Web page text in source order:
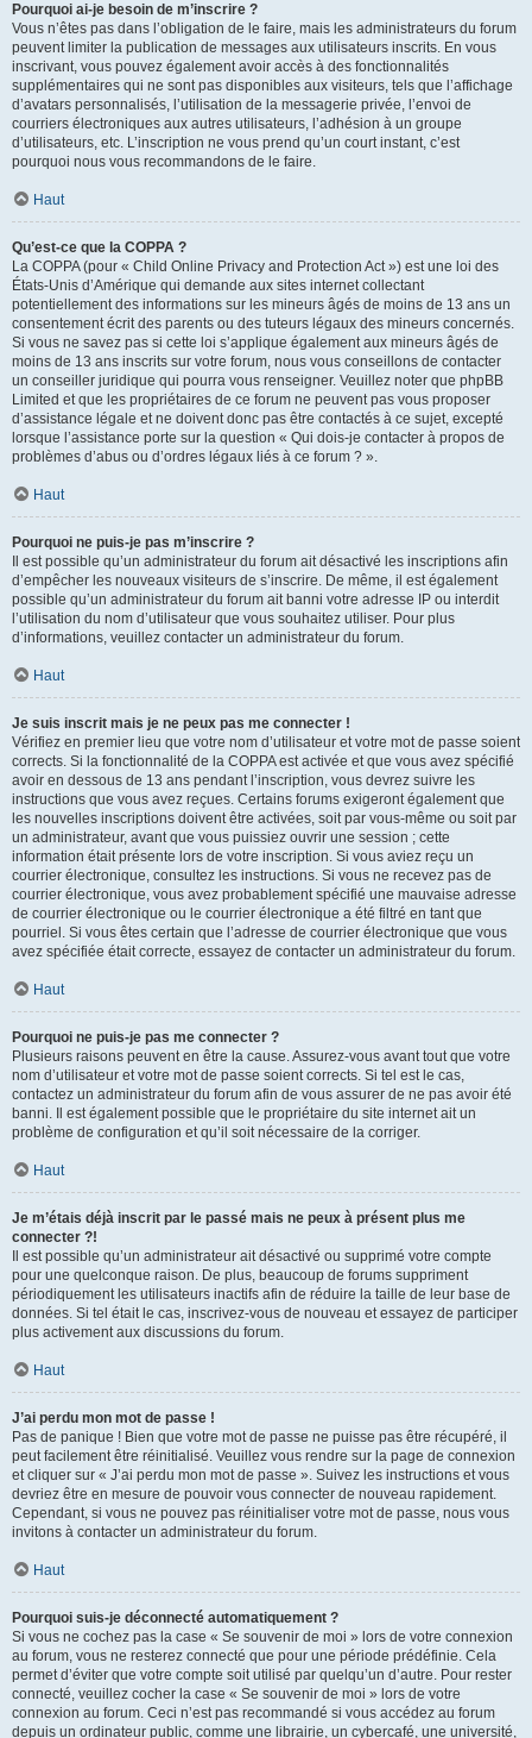
Pourquoi ai-je besoin de m’inscrire ?
Vous n’êtes pas dans l’obligation de le faire, mais les administrateurs du forum
peuvent limiter la publication de messages aux utilisateurs inscrits. En vous
inscrivant, vous pouvez également avoir accès à des fonctionnalités
supplémentaires qui ne sont pas disponibles aux visiteurs, tels que l’affichage
d’avatars personnalisés, l’utilisation de la messagerie privée, l’envoi de
courriers électroniques aux autres utilisateurs, l’adhésion à un groupe
d’utilisateurs, etc. L’inscription ne vous prend qu’un court instant, c’est
pourquoi nous vous recommandons de le faire.
Haut
Qu’est-ce que la COPPA ?
La COPPA (pour « Child Online Privacy and Protection Act ») est une loi des
États-Unis d’Amérique qui demande aux sites internet collectant
potentiellement des informations sur les mineurs âgés de moins de 13 ans un
consentement écrit des parents ou des tuteurs légaux des mineurs concernés.
Si vous ne savez pas si cette loi s’applique également aux mineurs âgés de
moins de 13 ans inscrits sur votre forum, nous vous conseillons de contacter
un conseiller juridique qui pourra vous renseigner. Veuillez noter que phpBB
Limited et que les propriétaires de ce forum ne peuvent pas vous proposer
d’assistance légale et ne doivent donc pas être contactés à ce sujet, excepté
lorsque l’assistance porte sur la question « Qui dois-je contacter à propos de
problèmes d’abus ou d’ordres légaux liés à ce forum ? ».
Haut
Pourquoi ne puis-je pas m’inscrire ?
Il est possible qu’un administrateur du forum ait désactivé les inscriptions afin
d’empêcher les nouveaux visiteurs de s’inscrire. De même, il est également
possible qu’un administrateur du forum ait banni votre adresse IP ou interdit
l’utilisation du nom d’utilisateur que vous souhaitez utiliser. Pour plus
d’informations, veuillez contacter un administrateur du forum.
Haut
Je suis inscrit mais je ne peux pas me connecter !
Vérifiez en premier lieu que votre nom d’utilisateur et votre mot de passe soient
corrects. Si la fonctionnalité de la COPPA est activée et que vous avez spécifié
avoir en dessous de 13 ans pendant l’inscription, vous devrez suivre les
instructions que vous avez reçues. Certains forums exigeront également que
les nouvelles inscriptions doivent être activées, soit par vous-même ou soit par
un administrateur, avant que vous puissiez ouvrir une session ; cette
information était présente lors de votre inscription. Si vous aviez reçu un
courrier électronique, consultez les instructions. Si vous ne recevez pas de
courrier électronique, vous avez probablement spécifié une mauvaise adresse
de courrier électronique ou le courrier électronique a été filtré en tant que
pourriel. Si vous êtes certain que l’adresse de courrier électronique que vous
avez spécifiée était correcte, essayez de contacter un administrateur du forum.
Haut
Pourquoi ne puis-je pas me connecter ?
Plusieurs raisons peuvent en être la cause. Assurez-vous avant tout que votre
nom d’utilisateur et votre mot de passe soient corrects. Si tel est le cas,
contactez un administrateur du forum afin de vous assurer de ne pas avoir été
banni. Il est également possible que le propriétaire du site internet ait un
problème de configuration et qu’il soit nécessaire de la corriger.
Haut
Je m’étais déjà inscrit par le passé mais ne peux à présent plus me
connecter ?!
Il est possible qu’un administrateur ait désactivé ou supprimé votre compte
pour une quelconque raison. De plus, beaucoup de forums suppriment
périodiquement les utilisateurs inactifs afin de réduire la taille de leur base de
données. Si tel était le cas, inscrivez-vous de nouveau et essayez de participer
plus activement aux discussions du forum.
Haut
J’ai perdu mon mot de passe !
Pas de panique ! Bien que votre mot de passe ne puisse pas être récupéré, il
peut facilement être réinitialisé. Veuillez vous rendre sur la page de connexion
et cliquer sur « J’ai perdu mon mot de passe ». Suivez les instructions et vous
devriez être en mesure de pouvoir vous connecter de nouveau rapidement.
Cependant, si vous ne pouvez pas réinitialiser votre mot de passe, nous vous
invitons à contacter un administrateur du forum.
Haut
Pourquoi suis-je déconnecté automatiquement ?
Si vous ne cochez pas la case « Se souvenir de moi » lors de votre connexion
au forum, vous ne resterez connecté que pour une période prédéfinie. Cela
permet d’éviter que votre compte soit utilisé par quelqu’un d’autre. Pour rester
connecté, veuillez cocher la case « Se souvenir de moi » lors de votre
connexion au forum. Ceci n’est pas recommandé si vous accédez au forum
depuis un ordinateur public, comme une librairie, un cybercafé, une université,